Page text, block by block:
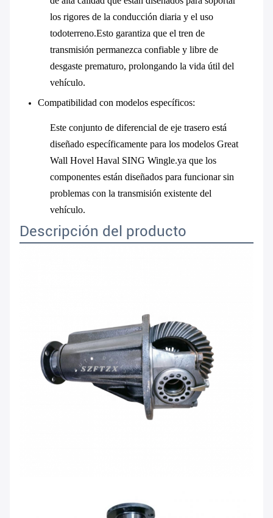
los rigores de la conducción diaria y el uso
todoterreno.Esto garantiza que el tren de
transmisión permanezca confiable y libre de
desgaste prematuro, prolongando la vida útil del
vehículo.
Compatibilidad con modelos específicos:
Este conjunto de diferencial de eje trasero está
diseñado específicamente para los modelos Great
Wall Hovel Haval SING Wingle.ya que los
componentes están diseñados para funcionar sin
problemas con la transmisión existente del
vehículo.
Descripción del producto